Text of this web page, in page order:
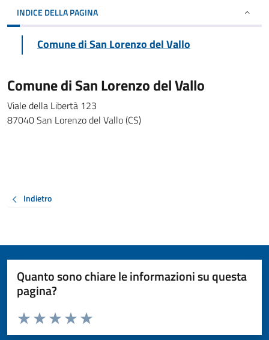
INDICE DELLA PAGINA
Comune di San Lorenzo del Vallo
Comune di San Lorenzo del Vallo
Viale della Libertà 123
87040 San Lorenzo del Vallo (CS)
Indietro
Quanto sono chiare le informazioni su questa
pagina?
Valuta da 1 a 5 stelle la pagina
Valuta 5 stelle su 5
Valuta 4 stelle su 5
Valuta 3 stelle su 5
Valuta 2 stelle su 5
Valuta 1 stelle su 5